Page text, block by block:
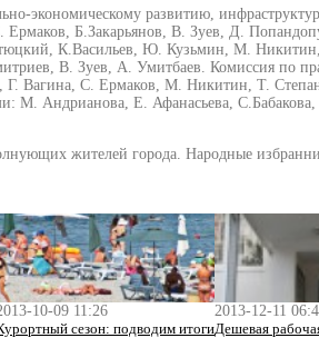
экономическому развитию,
Ермаков, Б.Закарьянов, В. Зуев, Д.
К.Васильев, Ю. Кузьмин, М.
В. Зуев, А. Умитбаев. Комиссия по
Вагина, С. Ермаков, М. Никитин, Т.
М. Андрианова, Е. Афанасьева,
жителей города. Народные
10-09 11:26
сезон: подводим итоги
2013-12-11
Дешевая